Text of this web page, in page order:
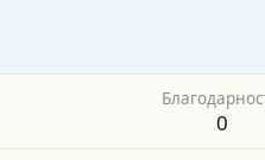
0